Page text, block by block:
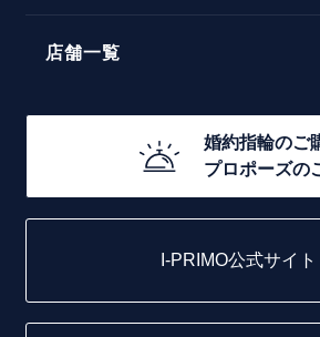
エレガント
30万円台～
20万円台～
10万円台～
店舗一覧
函館店
取扱店)エヴァンスブライダル 旭
婚約指輪のご
プロポーズの
I-PRIMO公式サイト